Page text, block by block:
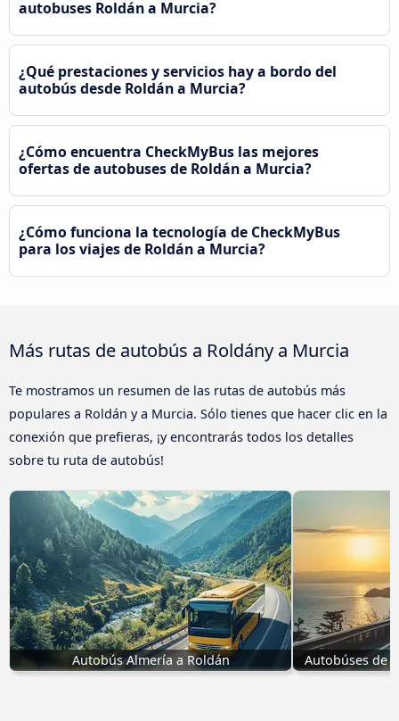
autobuses Roldán a Murcia?
¿Qué prestaciones y servicios hay a bordo del
autobús desde Roldán a Murcia?
¿Cómo encuentra CheckMyBus las mejores
ofertas de autobuses de Roldán a Murcia?
¿Cómo funciona la tecnología de CheckMyBus
para los viajes de Roldán a Murcia?
Más rutas de autobús a Roldány a Murcia
Te mostramos un resumen de las rutas de autobús más
populares a Roldán y a Murcia. Sólo tienes que hacer clic en la
conexión que prefieras, ¡y encontrarás todos los detalles
sobre tu ruta de autobús!
Autobús Almería a Roldán Autobúses de